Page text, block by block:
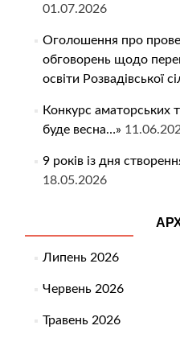
01.07.2026
Оголошення про
обговорень щодо
освіти Розвадівської
Конкурс аматорських
буде весна…»
9 років із дня
18.05.2026
Липень 2026
Червень 2026
Травень 2026